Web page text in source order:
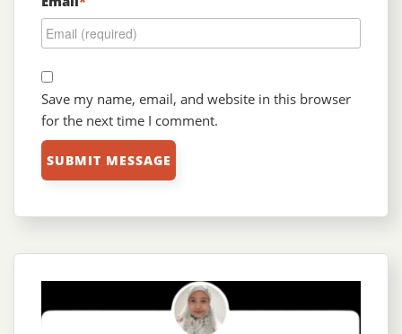
Save my name, email, and website in this browser
for the next time I comment.